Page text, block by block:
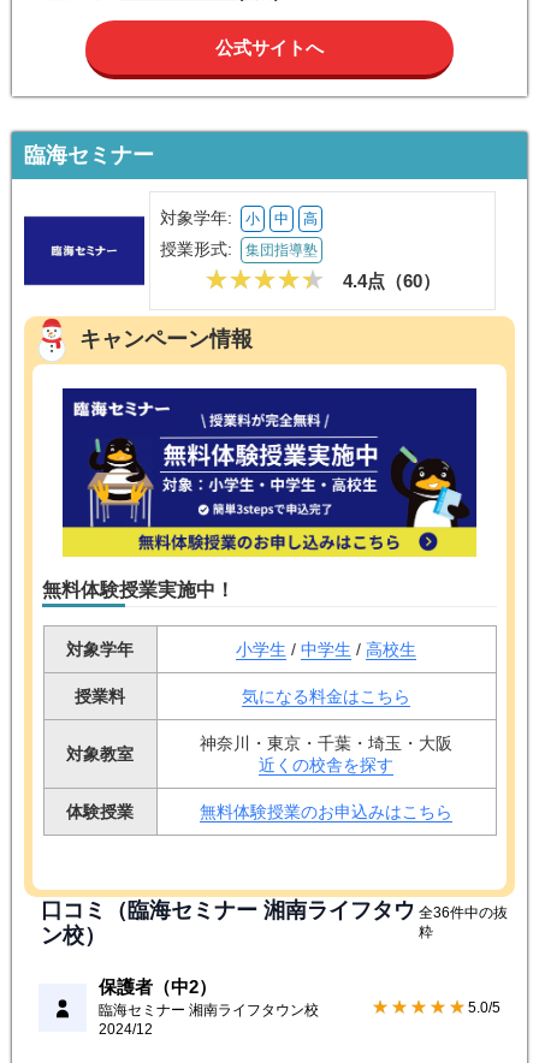
公式サイトへ
臨海セミナー
対象学年: 小 中 高
授業形式: 集団指導塾
4.4点（60）
キャンペーン情報
無料体験授業実施中！
対象学年 小学生 / 中学生 / 高校生
授業料 気になる料金はこちら
対象教室
神奈川・東京・千葉・埼玉・大阪
近くの校舎を探す
体験授業 無料体験授業のお申込みはこちら
口コミ（臨海セミナー 湘南ライフタウ
ン校）
全36件中の抜
粋
保護者（中2）
臨海セミナー 湘南ライフタウン校
2024/12
★★★★★ 5.0/5